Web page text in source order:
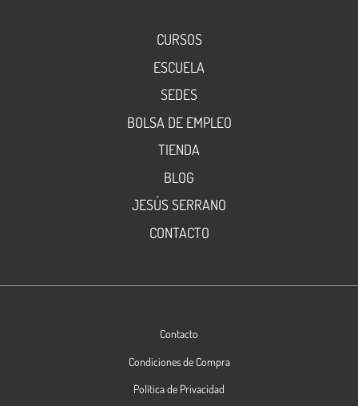
CURSOS
ESCUELA
SEDES
BOLSA DE EMPLEO
TIENDA
BLOG
JESÚS SERRANO
CONTACTO
Contacto
Condiciones de Compra
Política de Privacidad